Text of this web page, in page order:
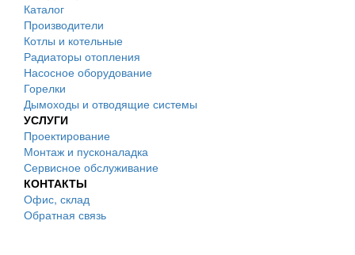
Каталог
Производители
Котлы и котельные
Радиаторы отопления
Насосное оборудование
Горелки
Дымоходы и отводящие системы
УСЛУГИ
Проектирование
Монтаж и пусконаладка
Сервисное обслуживание
КОНТАКТЫ
Офис, склад
Обратная связь